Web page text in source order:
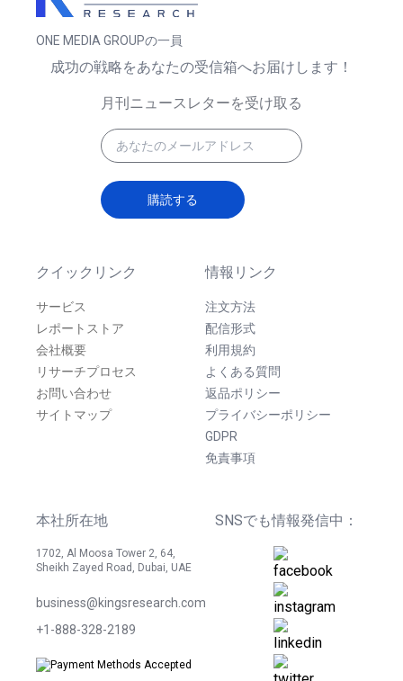
ONE MEDIA GROUPの一員
クイックリンク
サービス
レポートストア
会社概要
リサーチプロセス
お問い合わせ
サイトマップ
情報リンク
注文方法
配信形式
利用規約
よくある質問
返品ポリシー
プライバシーポリシー
GDPR
免責事項
本社所在地
1702, Al Moosa Tower 2, 64,
Sheikh Zayed Road, Dubai, UAE
business@kingsresearch.com
+1-888-328-2189
SNSでも情報発信中：
成功の戦略をあなたの受信箱へお届けします！
月刊ニュースレターを受け取る
購読する